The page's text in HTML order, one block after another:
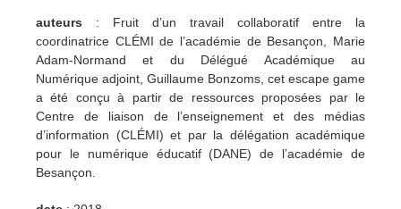
auteurs : Fruit d’un travail collaboratif entre la
coordinatrice CLÉMI de l’académie de Besançon, Marie
Adam-Normand et du Délégué Académique au
Numérique adjoint, Guillaume Bonzoms, cet escape game
a été conçu à partir de ressources proposées par le
Centre de liaison de l’enseignement et des médias
d’information (CLÉMI) et par la délégation académique
pour le numérique éducatif (DANE) de l’académie de
Besançon.